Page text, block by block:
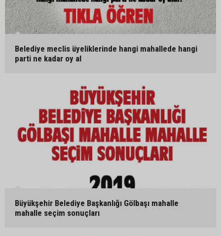
Belediye meclis üyeliklerinde hangi mahallede hangi
parti ne kadar oy al
Büyükşehir Belediye Başkanlığı Gölbaşı mahalle
mahalle seçim sonuçları